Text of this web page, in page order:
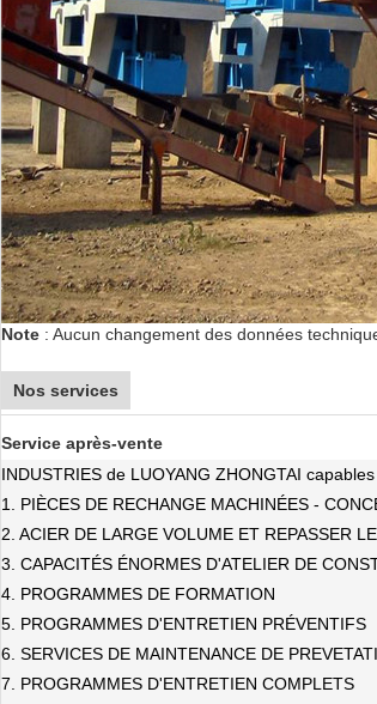
Note : Aucun changement des données
Nos services
Service après-vente
INDUSTRIES de LUOYANG ZHONGTAI
1. PIÈCES DE RECHANGE MACHINÉES -
2. ACIER DE LARGE VOLUME ET REPASSER
3. CAPACITÉS ÉNORMES D'ATELIER DE
4. PROGRAMMES DE FORMATION
5. PROGRAMMES D'ENTRETIEN PRÉVENTIFS
6. SERVICES DE MAINTENANCE DE
7. PROGRAMMES D'ENTRETIEN COMPLETS